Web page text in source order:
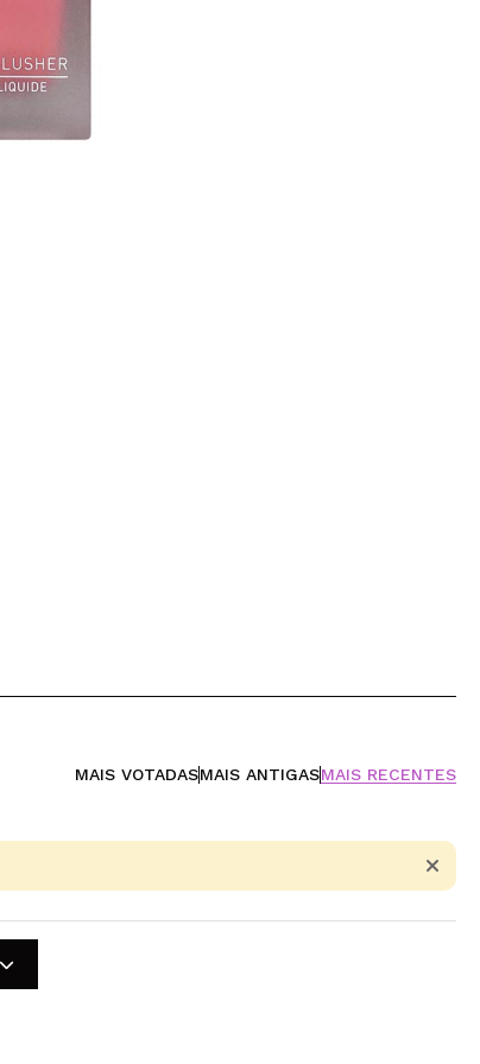
CRIAR CONTA
MAIS VOTADASMAIS ANTIGASMAIS RECENTES